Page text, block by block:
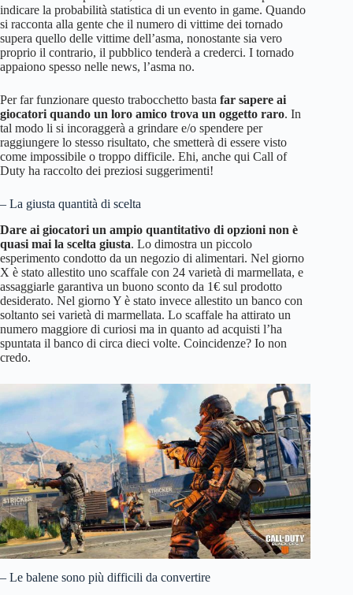
indicare la probabilità statistica di un evento in game. Quando
si racconta alla gente che il numero di vittime dei tornado
supera quello delle vittime dell’asma, nonostante sia vero
proprio il contrario, il pubblico tenderà a crederci. I tornado
appaiono spesso nelle news, l’asma no.
Per far funzionare questo trabocchetto basta far sapere ai
giocatori quando un loro amico trova un oggetto raro. In
tal modo li si incoraggerà a grindare e/o spendere per
raggiungere lo stesso risultato, che smetterà di essere visto
come impossibile o troppo difficile. Ehi, anche qui Call of
Duty ha raccolto dei preziosi suggerimenti!
– La giusta quantità di scelta
Dare ai giocatori un ampio quantitativo di opzioni non è
quasi mai la scelta giusta. Lo dimostra un piccolo
esperimento condotto da un negozio di alimentari. Nel giorno
X è stato allestito uno scaffale con 24 varietà di marmellata, e
assaggiarle garantiva un buono sconto da 1€ sul prodotto
desiderato. Nel giorno Y è stato invece allestito un banco con
soltanto sei varietà di marmellata. Lo scaffale ha attirato un
numero maggiore di curiosi ma in quanto ad acquisti l’ha
spuntata il banco di circa dieci volte. Coincidenze? Io non
credo.
– Le balene sono più difficili da convertire